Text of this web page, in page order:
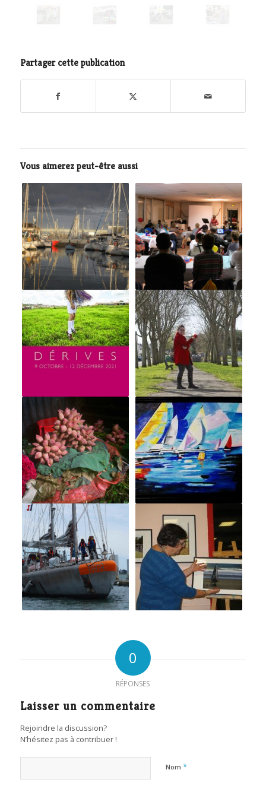
Partager cette publication
Vous aimerez peut-être aussi
0
RÉPONSES
Laisser un commentaire
Rejoindre la discussion?
N’hésitez pas à contribuer !
Nom *